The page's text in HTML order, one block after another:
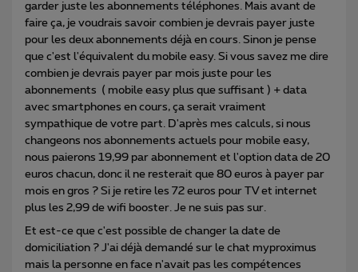
garder juste les abonnements téléphones. Mais avant de
faire ça, je voudrais savoir combien je devrais payer juste
pour les deux abonnements déjà en cours. Sinon je pense
que c'est l'équivalent du mobile easy. Si vous savez me dire
combien je devrais payer par mois juste pour les
abonnements ( mobile easy plus que suffisant ) + data
avec smartphones en cours, ça serait vraiment
sympathique de votre part. D'après mes calculs, si nous
changeons nos abonnements actuels pour mobile easy,
nous paierons 19,99 par abonnement et l'option data de 20
euros chacun, donc il ne resterait que 80 euros à payer par
mois en gros ? Si je retire les 72 euros pour TV et internet
plus les 2,99 de wifi booster. Je ne suis pas sur.
Et est-ce que c'est possible de changer la date de
domiciliation ? J'ai déjà demandé sur le chat myproximus
mais la personne en face n'avait pas les compétences